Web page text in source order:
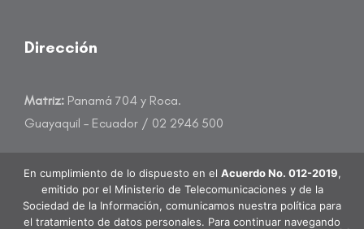
Dirección
Matriz: Panamá 704 y Roca.
Guayaquil – Ecuador / 02 2946 500
atencioncliente@banecuador.fin.ec
En cumplimiento de lo dispuesto en el Acuerdo No. 012-2019,
emitido por el Ministerio de Telecomunicaciones y de la
Sociedad de la Información, comunicamos nuestra política para
el tratamiento de datos personales. Para continuar navegando